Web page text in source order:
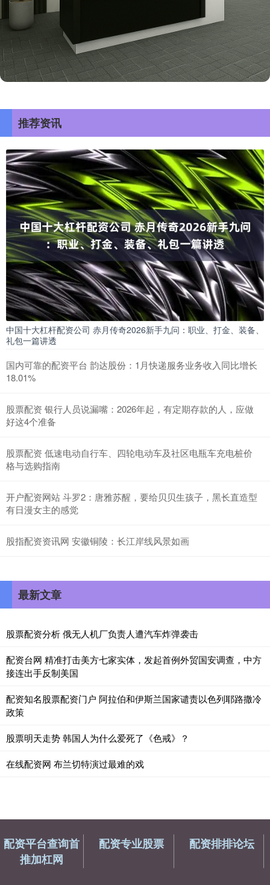
推荐资讯
中国十大杠杆配资公司 赤月传奇2026新手九问：职业、打金、装备、
礼包一篇讲透
国内可靠的配资平台 韵达股份：1月快递服务业务收入同比增长
18.01%
股票配资 银行人员说漏嘴：2026年起，有定期存款的人，应做
好这4个准备
股票配资 低速电动自行车、四轮电动车及社区电瓶车充电桩价
格与选购指南
开户配资网站 斗罗2：唐雅苏醒，要给贝贝生孩子，黑长直造型
有日漫女主的感觉
股指配资资讯网 安徽铜陵：长江岸线风景如画
最新文章
股票配资分析 俄无人机厂负责人遭汽车炸弹袭击
配资台网 精准打击美方七家实体，发起首例外贸国安调查，中方
接连出手反制美国
配资知名股票配资门户 阿拉伯和伊斯兰国家谴责以色列耶路撒冷
政策
股票明天走势 韩国人为什么爱死了《色戒》？
在线配资网 布兰切特演过最难的戏
配资平台查询首
推加杠网
配资专业股票 配资排排论坛